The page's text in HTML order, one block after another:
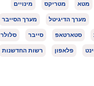
מטא מטריקס מינויים
מערך הדיגיטל מערך הסייבר
סטארטאפ סייבר סלולר
פלאפון רשות החדשנות